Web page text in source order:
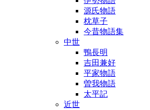
源氏物語
枕草子
今昔物語集
中世
鴨長明
吉田兼好
平家物語
曽我物語
太平記
近世